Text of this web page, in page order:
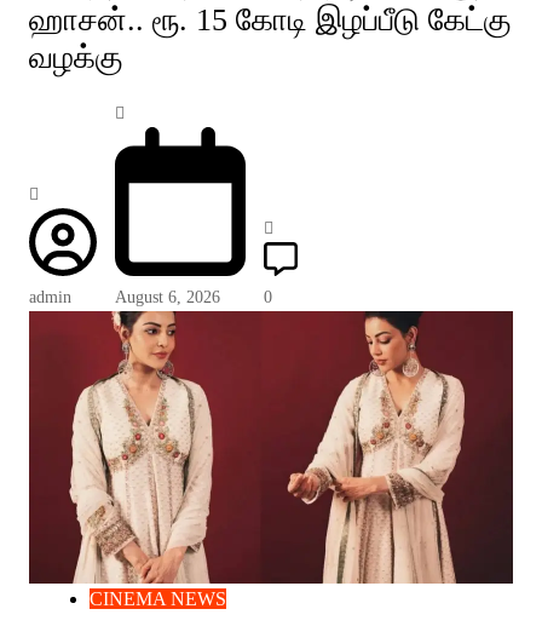
ஹாசன்.. ரூ. 15 கோடி இழப்பீடு கேட்கு
வழக்கு
admin August 6, 2026 0
CINEMA NEWS